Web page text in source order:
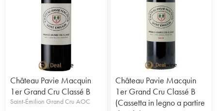
estende su una superficie di 15 ettari, in un unico
appezzamento. È circondato da vicini famosi:
Pavie a sud e Troplong Mondot a ovest.
Nel 1994, i nipoti di Albert Macquin, titolari della
tenuta, hanno nominato Nicolas Thienpont
direttore di Pavie-Macquin; attualmente coadiuvato
dal figlio Cyrille Thienpont. Il direttore lavora in
coppia con Stéphane Derenoncourt, che opera
nella tenuta già da diversi anni; il successo di Pavie
Macquin è il frutto della loro collaborazione.È stata
realizzata una mappa del vigneto che ha
Château Pavie Macquin
1er Grand Cru Classé B
Saint-Émilion Grand Cru AOC
Château Pavie Macquin
1er Grand Cru Classé B
(Cassetta in legno a partire